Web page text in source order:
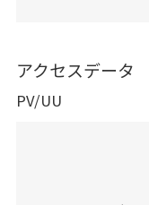
アクセスデータ
PV/UU